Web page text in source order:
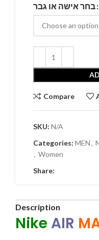
בחר אישה או גבר
Compare
SKU: N/A
Categories: MEN,
, Women
Share:
Description
Nike AIR